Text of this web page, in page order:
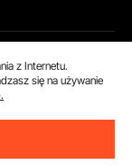
z Internetu.
się na używanie